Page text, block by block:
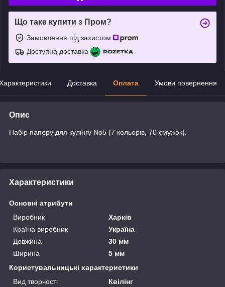
Що таке купити з Пром?
Замовлення під захистом
Доступна доставка
Доставка Оплата Умови повернення
Опис
Набір паперу для кулінгу No5 (7 кольорів, 70 смужок).
Характеристики
Основні атрибути
Виробник
Харків
Країна виробник
Україна
Довжина
30 мм
Ширина
5 мм
Користувальницькі характеристики
Вид творчості
Квілінг